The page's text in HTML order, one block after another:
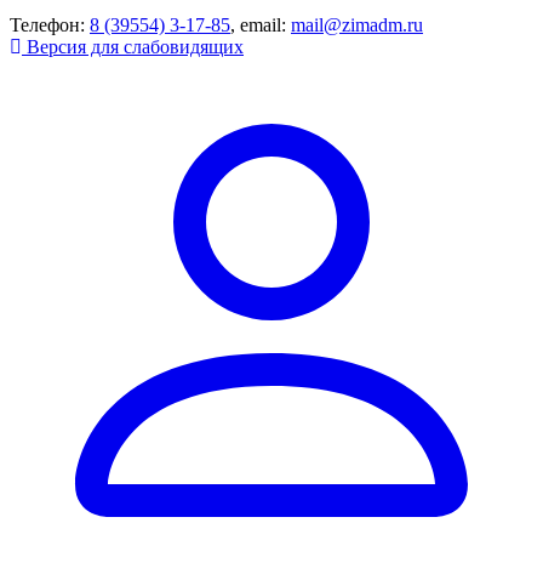
Телефон: 8 (39554) 3-17-85, email: mail@zimadm.ru
Версия для слабовидящих